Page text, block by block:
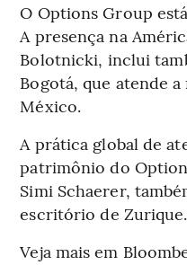
O Options Group
A presença na
Bolotnicki, inclui
Bogotá, que atende
México.
A prática global de
patrimônio do
Simi Schaerer,
escritório de Zurique.
Veja mais em